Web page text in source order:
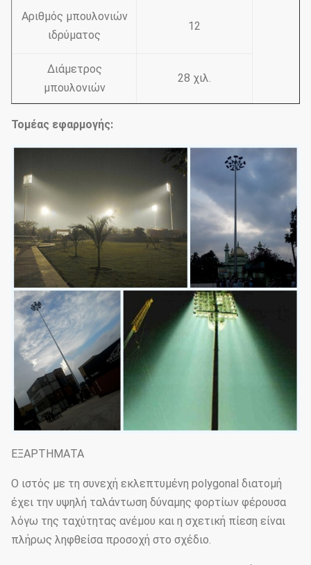
Αριθμός μπουλονιών
ιδρύματος
12
Διάμετρος
μπουλονιών
28 χιλ.
Τομέας εφαρμογής:
ΕΞΑΡΤΗΜΑΤΑ
Ο ιστός με τη συνεχή εκλεπτυμένη polygonal διατομή
έχει την υψηλή ταλάντωση δύναμης φορτίων φέρουσα
λόγω της ταχύτητας ανέμου και η σχετική πίεση είναι
πλήρως ληφθείσα προσοχή στο σχέδιο.